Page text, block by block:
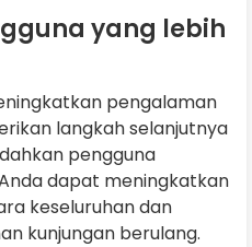
yang lebih
pengalaman
langkah selanjutnya
pengguna
dapat meningkatkan
keseluruhan dan
kunjungan berulang.